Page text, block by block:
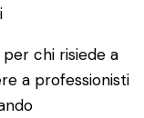
chi risiede a
a professionisti